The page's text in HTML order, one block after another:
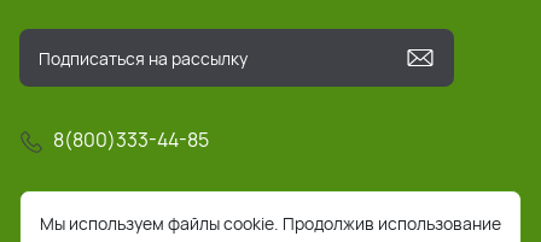
8(800)333-44-85
info@pochta-rts.ru
Мы используем файлы cookie. Продолжив использование